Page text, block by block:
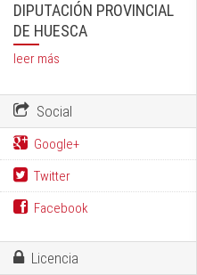
DIPUTACIÓN PROVINCIAL
DE HUESCA
leer más
Social
Google+
Twitter
Facebook
Licencia